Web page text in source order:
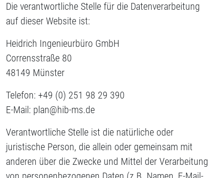
Die verantwortliche Stelle für die Datenverarbeitung
auf dieser Website ist:
Heidrich Ingenieurbüro GmbH
Corrensstraße 80
48149 Münster
Telefon: +49 (0) 251 98 29 390
E-Mail: plan@hib-ms.de
Verantwortliche Stelle ist die natürliche oder
juristische Person, die allein oder gemeinsam mit
anderen über die Zwecke und Mittel der Verarbeitung